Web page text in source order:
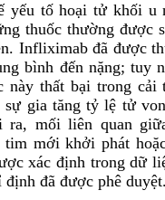
tố hoại tử khối u
thuốc thường được
Infliximab đã được
bình đến nặng; tuy
này thất bại trong cải
sự gia tăng tỷ lệ tử
ra, mối liên quan
mới khởi phát
xác định trong dữ
đã được phê duyệt.